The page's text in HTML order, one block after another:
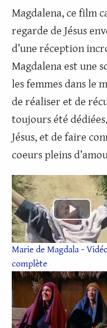
Magdalena, ce film
regarde de Jésus
d’une réception
Magdalena est une
les femmes dans le
de réaliser et de
toujours été
Jésus, et de faire
coeurs pleins
Marie de Magdala -
complète